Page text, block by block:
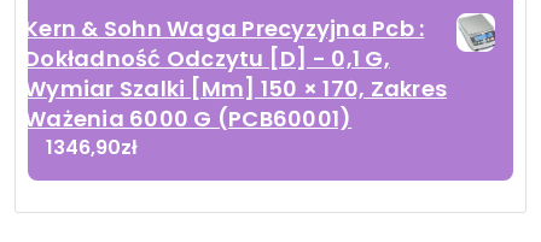
Kern & Sohn Waga Precyzyjna Pcb :
Dokładność Odczytu [D] - 0,1 G,
Wymiar Szalki [Mm] 150 × 170, Zakres
Ważenia 6000 G (PCB60001)
1346,90zł